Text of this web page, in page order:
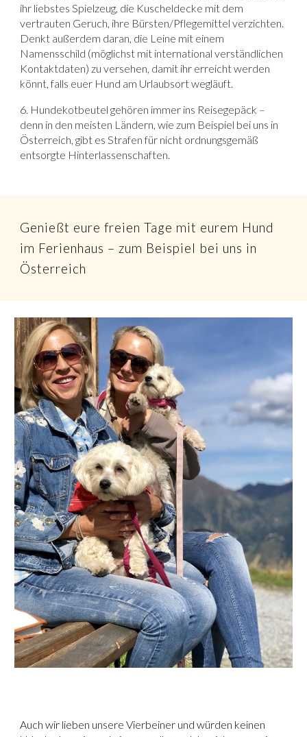
ihr liebstes Spielzeug, die Kuscheldecke mit dem
vertrauten Geruch, ihre Bürsten/Pflegemittel verzichten.
Denkt außerdem daran, die Leine mit einem
Namensschild (möglichst mit international verständlichen
Kontaktdaten) zu versehen, damit ihr erreicht werden
könnt, falls euer Hund am Urlaubsort wegläuft.
6. Hundekotbeutel gehören immer ins Reisegepäck –
denn in den meisten Ländern, wie zum Beispiel bei uns in
Österreich, gibt es Strafen für nicht ordnungsgemäß
entsorgte Hinterlassenschaften.
Genießt eure freien Tage mit eurem Hund
im Ferienhaus – zum Beispiel bei uns in
Österreich
Auch wir lieben unsere Vierbeiner und würden keinen